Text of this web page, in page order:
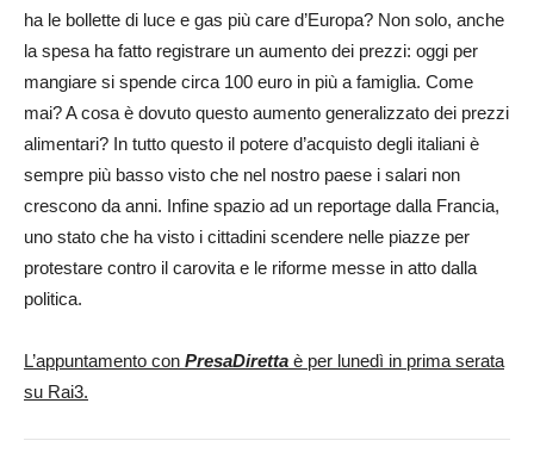
ha le bollette di luce e gas più care d’Europa? Non solo, anche
la spesa ha fatto registrare un aumento dei prezzi: oggi per
mangiare si spende circa 100 euro in più a famiglia. Come
mai? A cosa è dovuto questo aumento generalizzato dei prezzi
alimentari? In tutto questo il potere d’acquisto degli italiani è
sempre più basso visto che nel nostro paese i salari non
crescono da anni. Infine spazio ad un reportage dalla Francia,
uno stato che ha visto i cittadini scendere nelle piazze per
protestare contro il carovita e le riforme messe in atto dalla
politica.
L’appuntamento con PresaDiretta è per lunedì in prima serata
su Rai3.